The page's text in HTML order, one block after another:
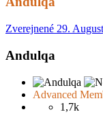
Zverejnené 29.
Andulqa
Advanced
1,7k